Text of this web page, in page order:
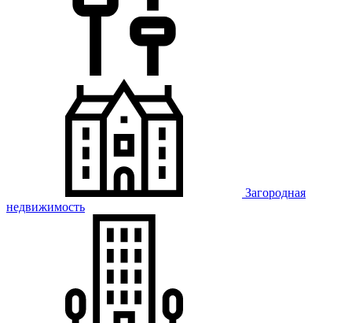
Загородная
недвижимость